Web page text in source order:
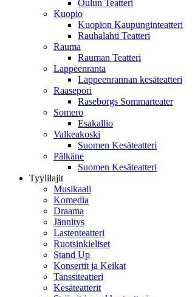
Oulun Teatteri
Kuopio
Kuopion Kaupunginteatteri
Rauhalahti Teatteri
Rauma
Rauman Teatteri
Lappeenranta
Lappeenrannan kesäteatteri
Raasepori
Raseborgs Sommarteater
Somero
Esakallio
Valkeakoski
Suomen Kesäteatteri
Pälkäne
Suomen Kesäteatteri
Tyylilajit
Musikaali
Komedia
Draama
Jännitys
Lastenteatteri
Ruotsinkieliset
Stand Up
Konsertit ja Keikat
Tanssiteatteri
Kesäteatterit